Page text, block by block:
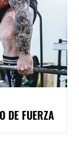
DE FUERZA